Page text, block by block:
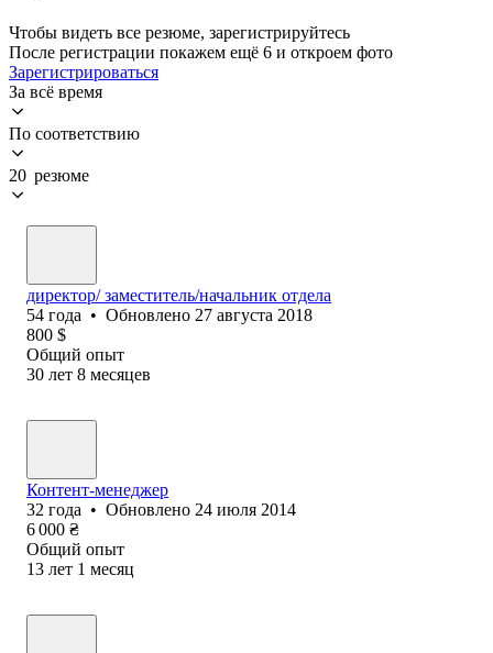
Чтобы видеть все резюме, зарегистрируйтесь
После регистрации покажем ещё 6 и откроем фото
Зарегистрироваться
За всё время
По соответствию
20 резюме
директор/ заместитель/начальник отдела
54 года • Обновлено 27 августа 2018
800 $
Общий опыт
30 лет 8 месяцев
Контент-менеджер
32 года • Обновлено 24 июля 2014
6 000 ₴
Общий опыт
13 лет 1 месяц